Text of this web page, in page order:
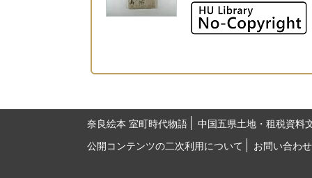
奈良絵本 室町時代物語
中国五県土地・租税資料
公開コンテンツの二次利用について
お問い合わせ